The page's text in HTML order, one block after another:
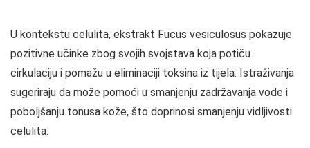
U kontekstu celulita, ekstrakt Fucus vesiculosus pokazuje
pozitivne učinke zbog svojih svojstava koja potiču
cirkulaciju i pomažu u eliminaciji toksina iz tijela. Istraživanja
sugeriraju da može pomoći u smanjenju zadržavanja vode i
poboljšanju tonusa kože, što doprinosi smanjenju vidljivosti
celulita.